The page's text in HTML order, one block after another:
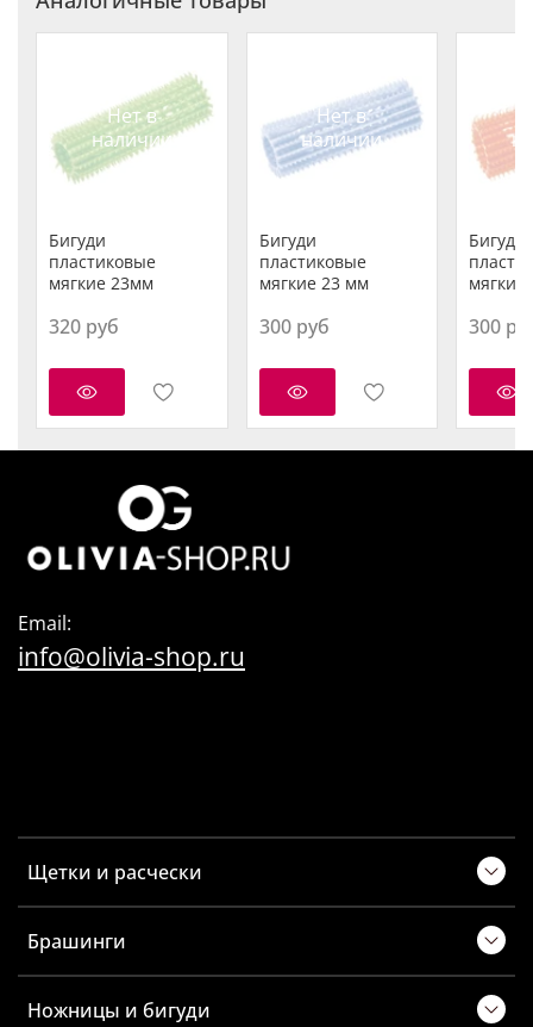
Нет в
наличии
Бигуди
пластиковые
мягкие 23мм
320 руб
Нет в
наличии
Бигуди
пластиковые
мягкие 23 мм
300 руб
Бигуди
300
Щетки и расчески
Брашинги
Ножницы и бигуди
Email:
info@olivia-shop.ru